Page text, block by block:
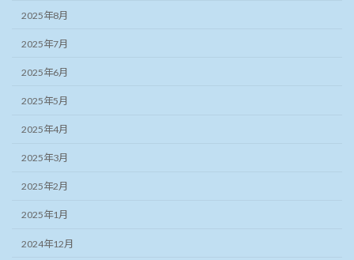
2025年8月
2025年7月
2025年6月
2025年5月
2025年4月
2025年3月
2025年2月
2025年1月
2024年12月